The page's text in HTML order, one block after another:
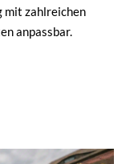
mit zahlreichen
anpassbar.